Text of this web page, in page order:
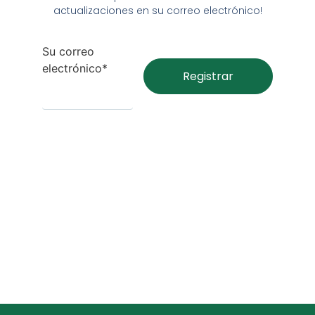
actualizaciones en su correo electrónico!
Su correo
electrónico*